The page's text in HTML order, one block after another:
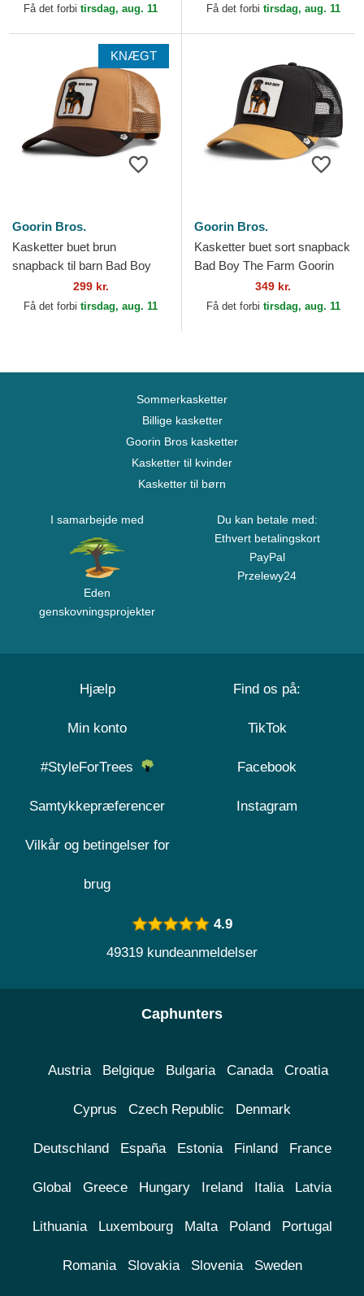
Få det forbi tirsdag, aug. 11 Få det forbi tirsdag, aug. 11
KNÆGT
Goorin Bros.
Kasketter buet brun
snapback til barn Bad Boy
Mini The Farm Goorin Bros.
299 kr.
Få det forbi tirsdag, aug. 11
Goorin Bros.
Kasketter buet sort snapback
Bad Boy The Farm Goorin
349 kr.
Få det forbi tirsdag, aug. 11
Sommerkasketter
Billige kasketter
Goorin Bros kasketter
Kasketter til kvinder
Kasketter til børn
I samarbejde med
Eden
genskovningsprojekter
Du kan betale med:
Ethvert betalingskort
PayPal
Przelewy24
Hjælp
Min konto
#StyleForTrees
Samtykkepræferencer
Vilkår og betingelser for
brug
Find os på:
TikTok
Facebook
Instagram
4.9
49319 kundeanmeldelser
Caphunters
Austria Belgique Bulgaria Canada Croatia
Cyprus Czech Republic Denmark
Deutschland España Estonia Finland France
Global Greece Hungary Ireland Italia Latvia
Lithuania Luxembourg Malta Poland Portugal
Romania Slovakia Slovenia Sweden